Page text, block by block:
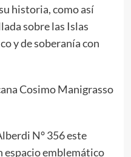
historia, como así
sobre las Islas
y de soberanía con
Cosimo Manigrasso
N° 356 este
espacio emblemático